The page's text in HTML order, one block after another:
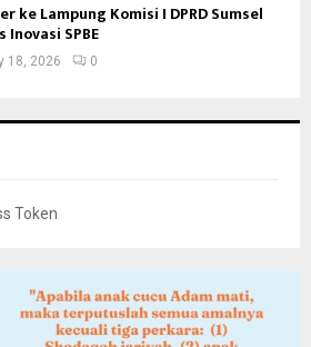
ke Lampung Komisi I DPRD Sumsel
Inovasi SPBE
18, 2026 0
Token